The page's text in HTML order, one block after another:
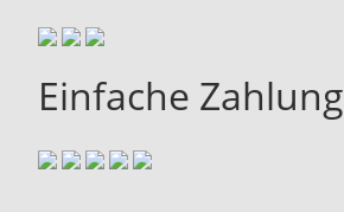
Einfache Zahlung